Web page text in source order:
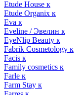
Etude House к
Etude Organix к
Eva к
Eveline / Эвелин к
EyeNlip Beauty к
Fabrik Cosmetology к
Facis к
Family cosmetics к
Farle к
Farm Stay к